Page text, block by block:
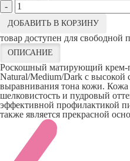
-
ДОБАВИТЬ В КОРЗИНУ
товар доступен для свободной
ОПИСАНИЕ
Роскошный матирующий крем-
Natural/Medium/Dark с
выравнивания тона кожи. Кожа
шелковистость и пудровый
эффективной профилактикой
также является прекрасной